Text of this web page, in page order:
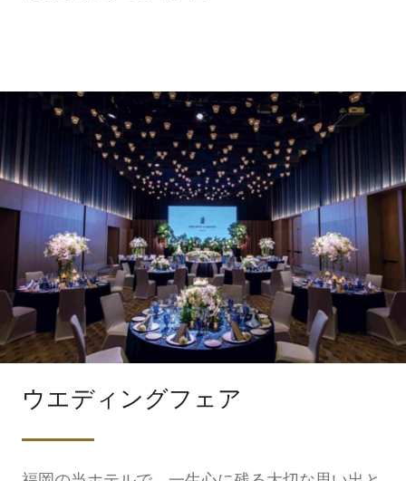
ウエディングフェア